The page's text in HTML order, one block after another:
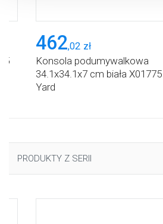
plikach cookie”.
462,02 zł
Konsola podumywalkowa
34.1x34.1x7 cm biała
Yard
PRODUKTY Z SERII